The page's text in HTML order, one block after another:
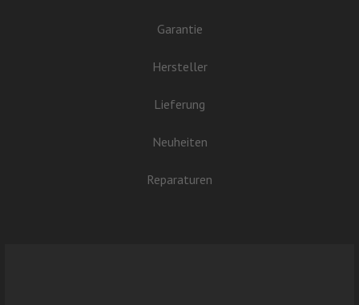
Garantie
Hersteller
Lieferung
Neuheiten
Reparaturen